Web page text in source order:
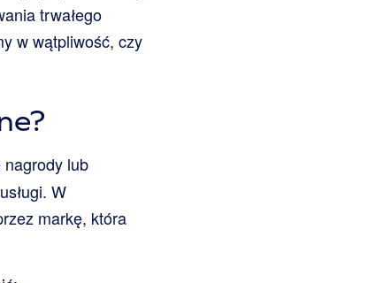
trwałego
w wątpliwość, czy
lub
W
markę, która